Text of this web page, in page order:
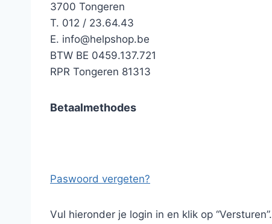
3700 Tongeren
T. 012 / 23.64.43
E. info@helpshop.be
BTW BE 0459.137.721
RPR Tongeren 81313
Betaalmethodes
Paswoord vergeten?
Vul hieronder je login in en klik op “Versturen”.